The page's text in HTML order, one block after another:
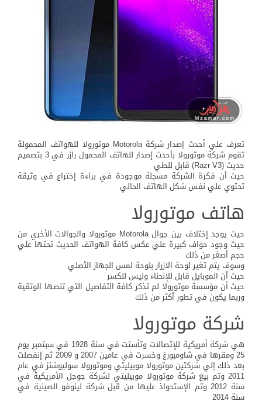
تعرف علي أحدث إصدار شركة Motorola موتورولا للهواتف المحمولة
تقوم شركة موتورولا بأحدث إصدار للهاتف المحمول رازر في 3 بتصميم
حديث (Razr V3) قابل للطي
حيث أن فكرة الشركة مسجلة موجودة في براءة إختراع في وثيقة
تحتوي علي نفس شكل الهاتف الحالي
هاتف موتورولا
حيث يوجد إختلاف بين جوال Motorola موتورولا والجوالات الأخري من
حيث وجود حواف كبيرة علي عكس كافة الهواتف الحديث تحتها علي
حجم أصغر من ذلك
وسوف يتم تغير لوحة الازرار بلوحة لمس الجهاز الأصلي
حيث أن الموبايل قابل للإنحناء وليس للكسر
حيث أن مؤسسة موتورولا لم تذكر كافة التفاصيل التي تنصها الوثقية
وربما يكون في تطور أكثر من ذلك
شركة موتورولا
هي شركة أمريكية للإتصالات وتأستت في سنة 1928 في سبتمبر يوم
25 ومقرها في شاومبورغ وخسرت في عامين 2007 و 2009 ثم إنفصلت
بعد ذلك إلي شركتين موتورولا موبيليتي وموتورولا سوليوشنز في عام
2011 وتم بيع شركة موتورولا موبيليتي لشركة جوجل الأمريكية في
سنة 2012 وتم الإستحواذ عليها من قبل شركة لينوفو الصينية في
سنة 2014